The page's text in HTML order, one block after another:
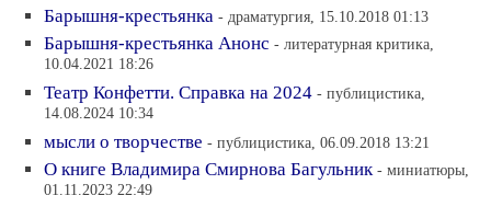
Барышня-крестьянка - драматургия, 15.10.2018 01:13
Барышня-крестьянка Анонс - литературная критика,
10.04.2021 18:26
Театр Конфетти. Справка на 2024 - публицистика,
14.08.2024 10:34
мысли о творчестве - публицистика, 06.09.2018 13:21
О книге Владимира Смирнова Багульник - миниатюры,
01.11.2023 22:49